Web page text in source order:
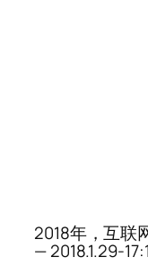
2018年，互联
— 2018.1.29-